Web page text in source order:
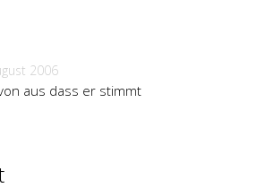
2006
aus dass er stimmt